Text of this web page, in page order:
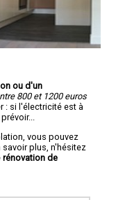
ou d'un
800 et 1200 euros
: si l'électricité est à
vous pouvez
savoir plus, n'hésitez
rénovation de